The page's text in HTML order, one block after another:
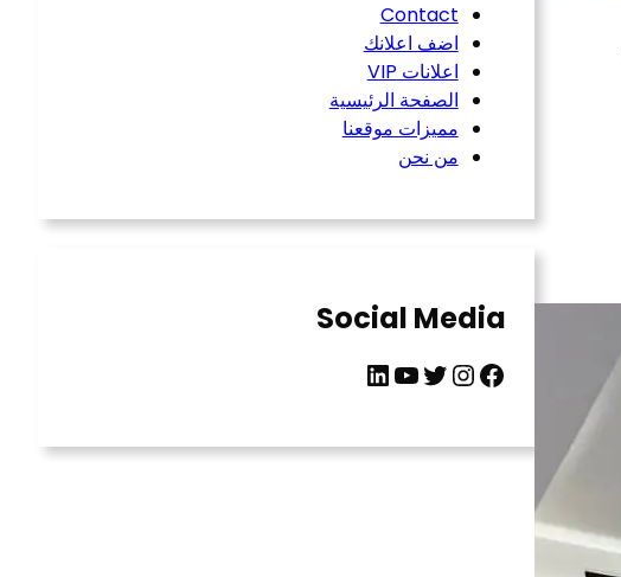
Contact
اضف اعلانك
اعلانات VIP
الصفحة الرئيسية
مميزات موقعنا
من نحن
Social Media
Facebook
Instagram
Twitter
YouTube
LinkedIn